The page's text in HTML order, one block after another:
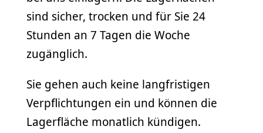
sind sicher, trocken und für Sie 24
Stunden an 7 Tagen die Woche
zugänglich.
Sie gehen auch keine langfristigen
Verpflichtungen ein und können die
Lagerfläche monatlich kündigen.